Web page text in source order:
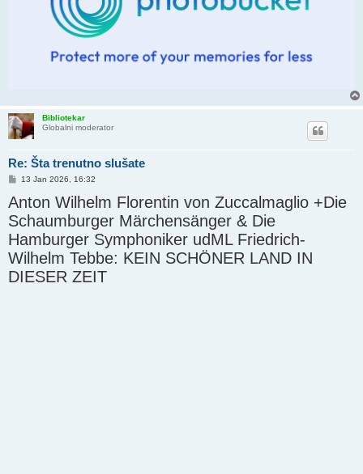
Bibliotekar
Globalni moderator
Re: Šta trenutno slušate
P
s
t
13 Jan 2026, 16:32
Anton Wilhelm Florentin von Zuccalmaglio +Die
Schaumburger Märchensänger & Die
Hamburger Symphoniker udML Friedrich-
Wilhelm Tebbe: KEIN SCHÖNER LAND IN
DIESER ZEIT